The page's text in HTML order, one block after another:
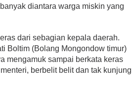
diantara warga miskin yang
dari sebagian kepala daerah.
Boltim (Bolang Mongondow timur)
mengamuk sampai berkata keras
berbelit belit dan tak kunjung